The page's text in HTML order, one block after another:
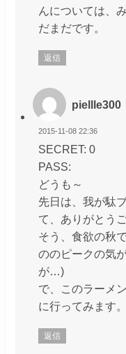
んについては、
だまだです。
返信
piellle300
2015-11-08 22:36
SECRET: 0
PASS:
どうも～
先日は、我が駄
て、ありがとう
そう、食欲の秋
ののピークの気
が…)
で、このラーメ
に行ってみます。
返信